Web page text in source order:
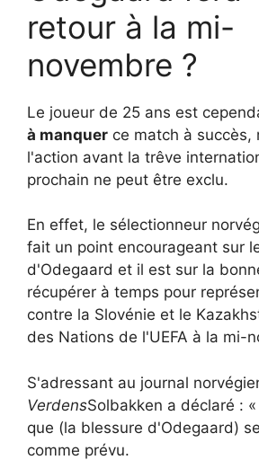
retour à la mi-
novembre ?
Le joueur de 25 ans est
à manquer ce match à succès,
l'action avant la trêve
prochain ne peut être exclu.
En effet, le sélectionneur
fait un point encourageant sur
d'Odegaard et il est sur la
récupérer à temps pour
contre la Slovénie et le
des Nations de l'UEFA à la mi-
S'adressant au journal
VerdensSolbakken a déclaré :
que (la blessure d'Odegaard)
comme prévu.